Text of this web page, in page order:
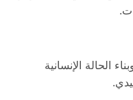
الحالة الإنسانية